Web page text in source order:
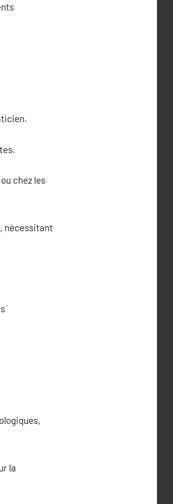
chez les
nécessitant
la